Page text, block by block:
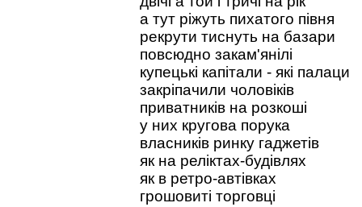
а тут ріжуть пихатого півня
рекрути тиснуть на базари
повсюдно закам'янілі
купецькі капітали - які палаци
закріпачили чоловіків
приватників на розкоші
у них кругова порука
власників ринку гаджетів
як на реліктах-будівлях
як в ретро-автівках
грошовиті торговці